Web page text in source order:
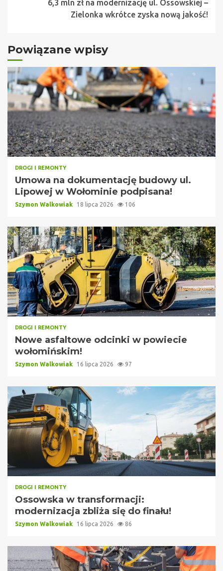
6,3 mln zł na modernizację ul. Ossowskiej –
Zielonka wkrótce zyska nową jakość!
Powiązane wpisy
DROGI I REMONTY
Umowa na dokumentację budowy ul.
Lipowej w Wołominie podpisana!
Szymon Walkowiak 18 lipca 2026 106
DROGI I REMONTY
Nowe asfaltowe odcinki w powiecie
wołomińskim!
Szymon Walkowiak 16 lipca 2026 97
DROGI I REMONTY
Ossowska w transformacji:
modernizacja zbliża się do finału!
Szymon Walkowiak 16 lipca 2026 86